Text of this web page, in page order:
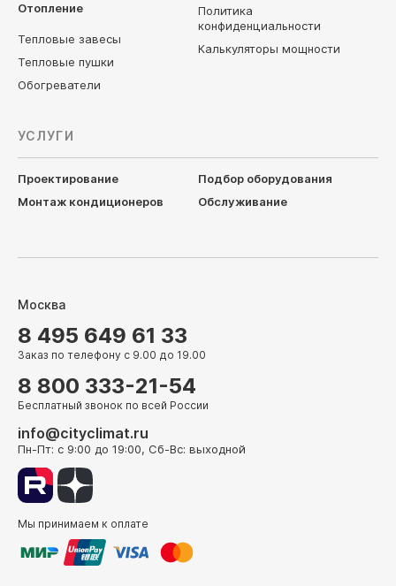
Отопление
Тепловые завесы
Тепловые пушки
Обогреватели
Политика
конфиденциальности
Калькуляторы мощности
УСЛУГИ
Проектирование
Подбор оборудования
Монтаж кондиционеров
Обслуживание
Москва
8 495 649 61 33
Заказ по телефону с 9.00 до 19.00
8 800 333-21-54
Бесплатный звонок по всей России
info@cityclimat.ru
Пн-Пт: с 9:00 до 19:00, Сб-Вс: выходной
Мы принимаем к оплате